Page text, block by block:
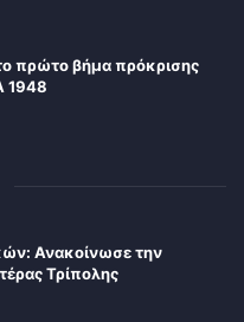
πρώτο βήμα πρόκρισης
1948
Ανακοίνωσε την
Τρίπολης